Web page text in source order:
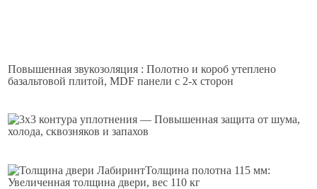
Повышенная звукозоляция : Полотно и короб утеплено
базальтовой плитой, MDF панели с 2-х сторон
3 контура уплотнения — Повышенная защита от шума,
холода, сквозняков и запахов
Толщина полотна 115 мм:
Увеличенная толщина двери, вес 110 кг